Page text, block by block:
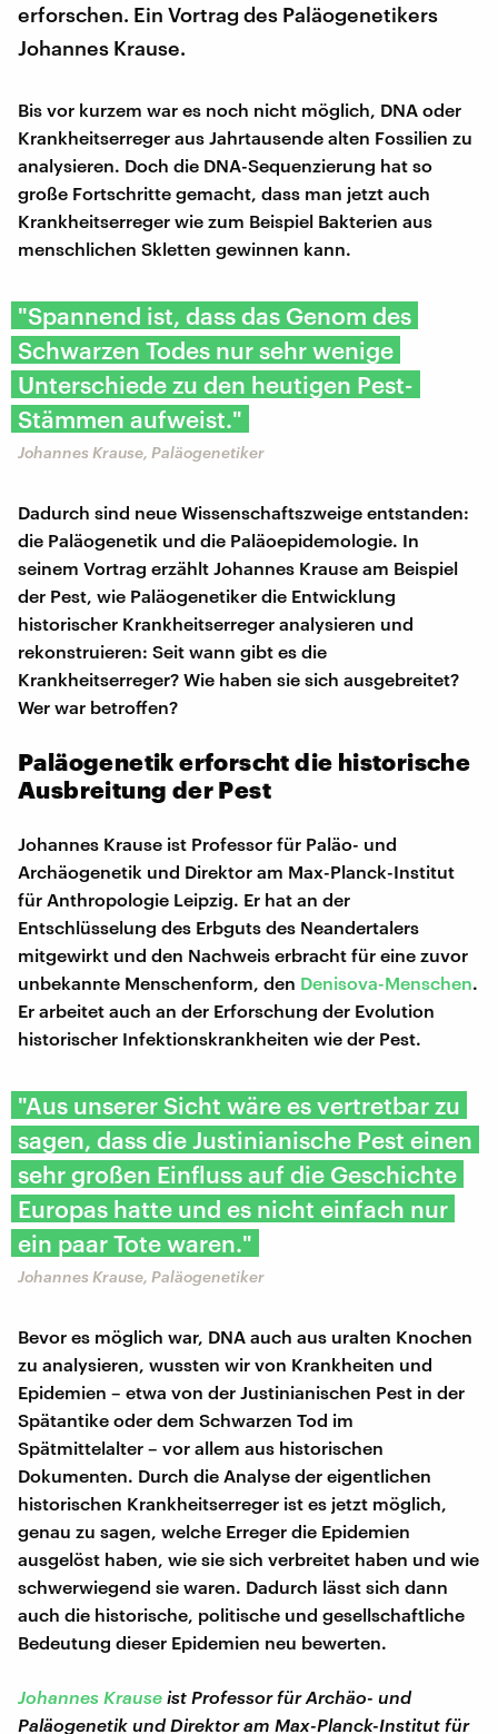
erforschen. Ein Vortrag des Paläogenetikers
Johannes Krause.
Bis vor kurzem war es noch nicht möglich, DNA oder
Krankheitserreger aus Jahrtausende alten Fossilien zu
analysieren. Doch die DNA-Sequenzierung hat so
große Fortschritte gemacht, dass man jetzt auch
Krankheitserreger wie zum Beispiel Bakterien aus
menschlichen Skletten gewinnen kann.
"Spannend ist, dass das Genom des
Schwarzen Todes nur sehr wenige
Unterschiede zu den heutigen Pest-
Stämmen aufweist."
Johannes Krause, Paläogenetiker
Dadurch sind neue Wissenschaftszweige entstanden:
die Paläogenetik und die Paläoepidemologie. In
seinem Vortrag erzählt Johannes Krause am Beispiel
der Pest, wie Paläogenetiker die Entwicklung
historischer Krankheitserreger analysieren und
rekonstruieren: Seit wann gibt es die
Krankheitserreger? Wie haben sie sich ausgebreitet?
Wer war betroffen?
Paläogenetik erforscht die historische
Ausbreitung der Pest
Johannes Krause ist Professor für Paläo- und
Archäogenetik und Direktor am Max-Planck-Institut
für Anthropologie Leipzig. Er hat an der
Entschlüsselung des Erbguts des Neandertalers
mitgewirkt und den Nachweis erbracht für eine zuvor
unbekannte Menschenform, den Denisova-Menschen.
Er arbeitet auch an der Erforschung der Evolution
historischer Infektionskrankheiten wie der Pest.
"Aus unserer Sicht wäre es vertretbar zu
sagen, dass die Justinianische Pest einen
sehr großen Einfluss auf die Geschichte
Europas hatte und es nicht einfach nur
ein paar Tote waren."
Johannes Krause, Paläogenetiker
Bevor es möglich war, DNA auch aus uralten Knochen
zu analysieren, wussten wir von Krankheiten und
Epidemien – etwa von der Justinianischen Pest in der
Spätantike oder dem Schwarzen Tod im
Spätmittelalter – vor allem aus historischen
Dokumenten. Durch die Analyse der eigentlichen
historischen Krankheitserreger ist es jetzt möglich,
genau zu sagen, welche Erreger die Epidemien
ausgelöst haben, wie sie sich verbreitet haben und wie
schwerwiegend sie waren. Dadurch lässt sich dann
auch die historische, politische und gesellschaftliche
Bedeutung dieser Epidemien neu bewerten.
Johannes Krause ist Professor für Archäo- und
Paläogenetik und Direktor am Max-Planck-Institut für